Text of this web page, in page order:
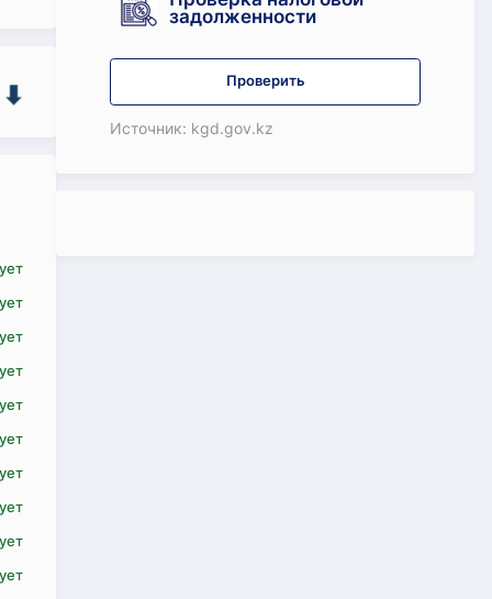
задолженности
Проверить
Источник: kgd.gov.kz